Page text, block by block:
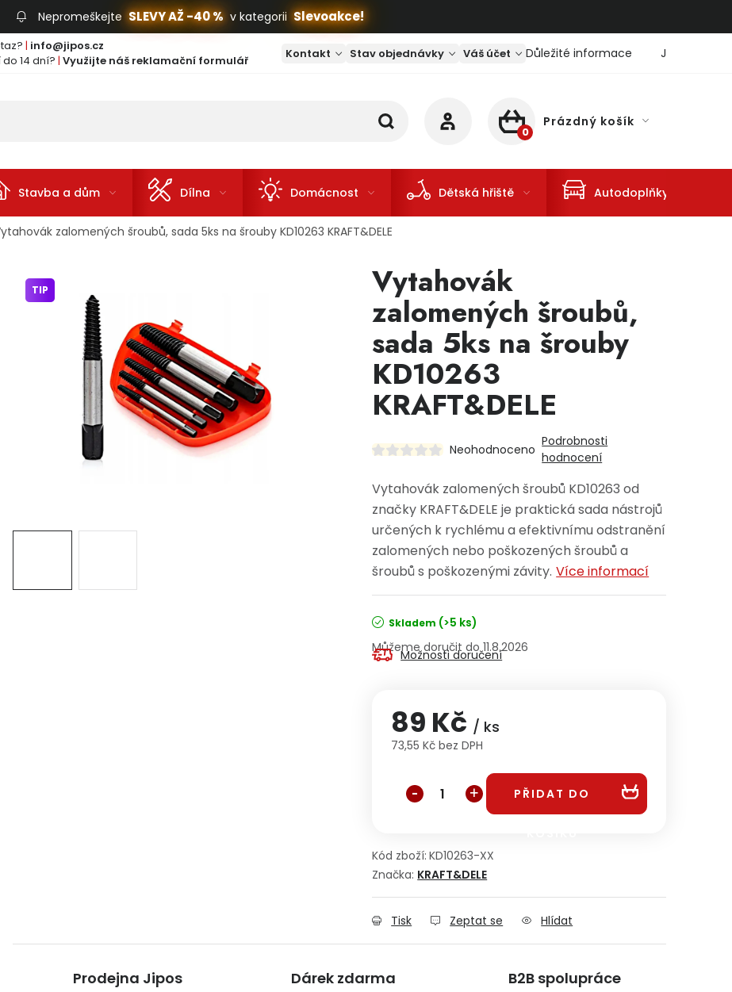
Nepromeškejte SLEVY AŽ -40 % v kategorii Slevoakce!
| info@jipos.cz
14 dní? | Využijte náš reklamační formulář Kontakt Stav objednávky Váš účet Důležité informace Jaký je
NÁKUPNÍ KOŠÍK
Prázdný košík
Stavba a dům Dílna Domácnost Dětská hřiště Autodoplňky
zalomených šroubů, sada 5ks na šrouby KD10263 KRAFT&DELE
Vytahovák
zalomených šroubů,
sada 5ks na šrouby
KD10263
KRAFT&DELE
Neohodnoceno
Podrobnosti
hodnocení
Vytahovák zalomených šroubů KD10263 od
značky KRAFT&DELE je praktická sada nástrojů
určených k rychlému a efektivnímu odstranění
zalomených nebo poškozených šroubů a
šroubů s poškozenými závity. Více informací
Skladem (>5 ks)
11.8.2026
Možnosti doručení
89 Kč / ks
73,55 Kč bez DPH
PŘIDAT DO
Kód zboží: KD10263-XX
Značka: KRAFT&DELE
Tisk Zeptat se Hlídat
TIP
Prodejna Jipos Dárek zdarma B2B spolupráce